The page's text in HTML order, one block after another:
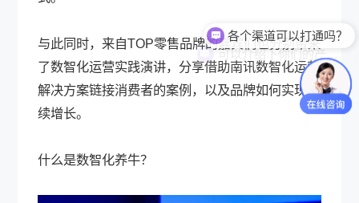
与此同时，来自TOP零售品牌的嘉宾们也分别带来
了数智化运营实践演讲，分享借助南讯数智化运营
解决方案链接消费者的案例，以及品牌如何实现持
续增长。
什么是数智化养牛？
可以介绍下你们的产品么？